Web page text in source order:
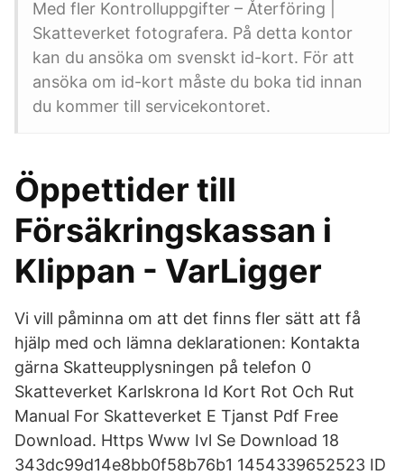
Med fler Kontrolluppgifter – Återföring |
Skatteverket fotografera. På detta kontor
kan du ansöka om svenskt id-kort. För att
ansöka om id-kort måste du boka tid innan
du kommer till servicekontoret.
Öppettider till
Försäkringskassan i
Klippan - VarLigger
Vi vill påminna om att det finns fler sätt att få
hjälp med och lämna deklarationen: Kontakta
gärna Skatteupplysningen på telefon 0
Skatteverket Karlskrona Id Kort Rot Och Rut
Manual For Skatteverket E Tjanst Pdf Free
Download. Https Www Ivl Se Download 18
343dc99d14e8bb0f58b76b1 1454339652523 ID